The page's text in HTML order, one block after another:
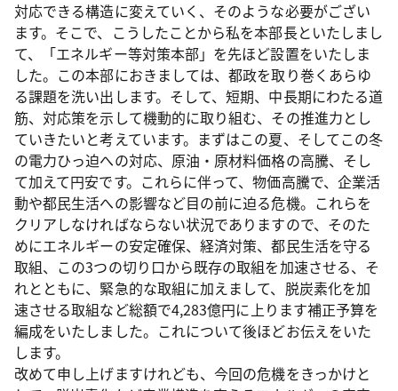
対応できる構造に変えていく、そのような必要がござい
ます。そこで、こうしたことから私を本部長といたしまし
て、「エネルギー等対策本部」を先ほど設置をいたしま
した。この本部におきましては、都政を取り巻くあらゆ
る課題を洗い出します。そして、短期、中長期にわたる道
筋、対応策を示して機動的に取り組む、その推進力とし
ていきたいと考えています。まずはこの夏、そしてこの冬
の電力ひっ迫への対応、原油・原材料価格の高騰、そし
て加えて円安です。これらに伴って、物価高騰で、企業活
動や都民生活への影響など目の前に迫る危機。これらを
クリアしなければならない状況でありますので、そのた
めにエネルギーの安定確保、経済対策、都民生活を守る
取組、この3つの切り口から既存の取組を加速させる、そ
れとともに、緊急的な取組に加えまして、脱炭素化を加
速させる取組など総額で4,283億円に上ります補正予算を
編成をいたしました。これについて後ほどお伝えをいた
します。
改めて申し上げますけれども、今回の危機をきっかけと